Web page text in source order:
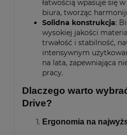
łatwością wpasuje się
biura, tworząc
Solidna konstrukcja:
wysokiej jakości
trwałość i stabilność,
intensywnym
na lata, zapewniająca
pracy.
Dlaczego warto
Drive?
Ergonomia na